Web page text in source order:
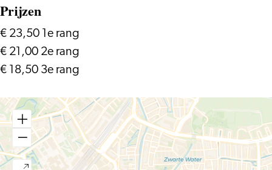
Prijzen
€ 23,50 1e rang
€ 21,00 2e rang
€ 18,50 3e rang